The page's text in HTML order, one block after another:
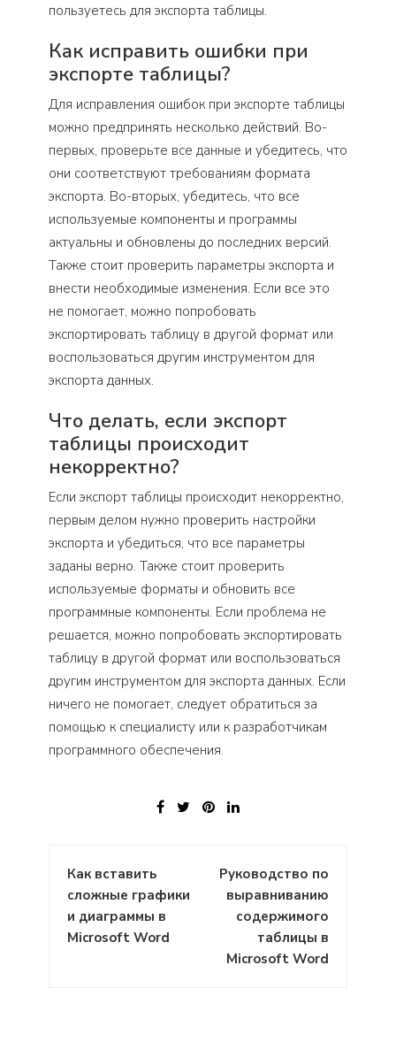
пользуетесь для экспорта таблицы.
Как исправить ошибки при
экспорте таблицы?
Для исправления ошибок при экспорте таблицы
можно предпринять несколько действий. Во-
первых, проверьте все данные и убедитесь, что
они соответствуют требованиям формата
экспорта. Во-вторых, убедитесь, что все
используемые компоненты и программы
актуальны и обновлены до последних версий.
Также стоит проверить параметры экспорта и
внести необходимые изменения. Если все это
не помогает, можно попробовать
экспортировать таблицу в другой формат или
воспользоваться другим инструментом для
экспорта данных.
Что делать, если экспорт
таблицы происходит
некорректно?
Если экспорт таблицы происходит некорректно,
первым делом нужно проверить настройки
экспорта и убедиться, что все параметры
заданы верно. Также стоит проверить
используемые форматы и обновить все
программные компоненты. Если проблема не
решается, можно попробовать экспортировать
таблицу в другой формат или воспользоваться
другим инструментом для экспорта данных. Если
ничего не помогает, следует обратиться за
помощью к специалисту или к разработчикам
программного обеспечения.
Навигация
по
записям
Как вставить
сложные графики
и диаграммы в
Microsoft Word
Руководство по
выравниванию
содержимого
таблицы в
Microsoft Word